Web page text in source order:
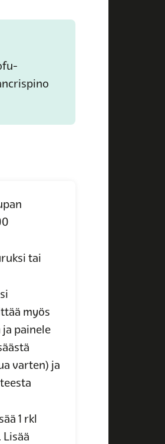
tai
myös
painele
varten) ja
1 rkl